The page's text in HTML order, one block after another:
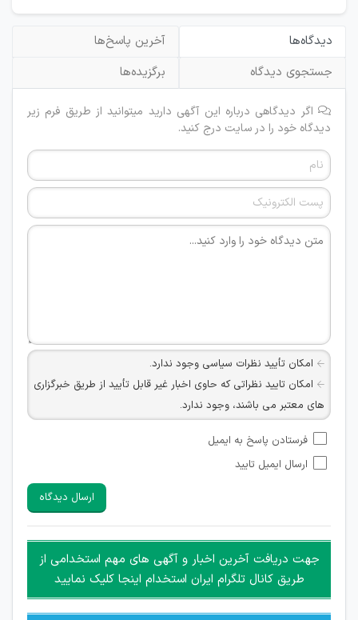
دیدگاه‌ها
آخرین پاسخ‌ها
جستجوی دیدگاه
برگزیده‌ها
اگر دیدگاهی درباره این آگهی دارید میتوانید از طریق فرم زیر
دیدگاه خود را در سایت درج کنید.
امکان تأیید نظرات سیاسی وجود ندارد.
امکان تایید نظراتی که حاوی اخبار غیر قابل تأیید از طریق خبرگزاری
های معتبر می باشند، وجود ندارد.
شبکه های مجازی ارتباطی می باشند وجود ندارد.
امکان تأیید نظرات کاربرانی که به هر طریقی قصد مأیوس کردن
هرگونه تحریک، تحقیر و کنایه به سایر افراد (مسئول و غیر مسئول)
غیر مجاز می باشد.
امکان هماهنگی برای هرگونه ملاقات حضوری چه به صورت دسته
جمعی و چه فردی توسط کاربران سایت وجود ندارد.
فرستادن پاسخ به ایمیل
ارسال ایمیل تایید
ارسال دیدگاه
جهت دریافت آخرین اخبار و آگهی های مهم استخدامی از
طریق کانال تلگرام ایران استخدام اینجا کلیک نمایید